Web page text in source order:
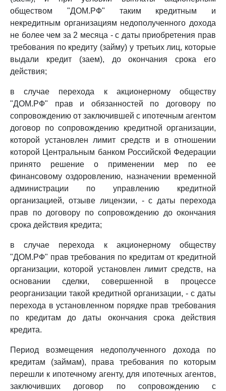
обществом "ДОМ.РФ" таким кредитным и
некредитным организациям недополученного дохода
не более чем за 2 месяца - с даты приобретения прав
требования по кредиту (займу) у третьих лиц, которые
выдали кредит (заем), до окончания срока его
действия;
в случае перехода к акционерному обществу
"ДОМ.РФ" прав и обязанностей по договору по
сопровождению от заключившей с ипотечным агентом
договор по сопровождению кредитной организации,
которой установлен лимит средств и в отношении
которой Центральным банком Российской Федерации
принято решение о применении мер по ее
финансовому оздоровлению, назначении временной
администрации по управлению кредитной
организацией, отзыве лицензии, - с даты перехода
прав по договору по сопровождению до окончания
срока действия кредита;
в случае перехода к акционерному обществу
"ДОМ.РФ" прав требования по кредитам от кредитной
организации, которой установлен лимит средств, на
основании сделки, совершенной в процессе
реорганизации такой кредитной организации, - с даты
перехода в установленном порядке прав требования
по кредитам до даты окончания срока действия
кредита.
Период возмещения недополученного дохода по
кредитам (займам), права требования по которым
перешли к ипотечному агенту, для ипотечных агентов,
заключивших договор по сопровождению с